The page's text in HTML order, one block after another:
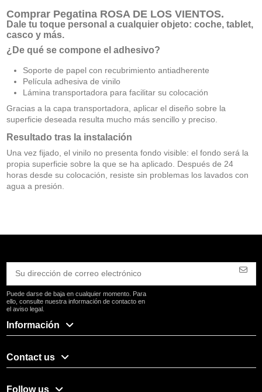
Comprar Pegatina ROSA DE LOS VIENTOS.
Dale tu toque personal a cualquier objeto: coche, tablet,
casco y más.
¿De qué se compone el adhesivo?
Soporte de papel con recubrimiento antiadherente
Película adhesiva de vinilo
Lámina transportadora para facilitar su colocación
Gracias a la capa transportadora, aplicar el diseño sobre la
superficie deseada resulta mucho más sencillo y preciso.
Resultado tras la instalación
Una vez fijado, el vinilo no presenta fondo visible: el fondo será la
propia superficie sobre la que se ha aplicado. Después de 24
horas desde su colocación, resiste sin problemas los lavados con
agua a presión.
Puede darse de baja en cualquier momento. Para
ello, consulte nuestra información de contacto en
el aviso legal.
Información
Contact us
Follow us